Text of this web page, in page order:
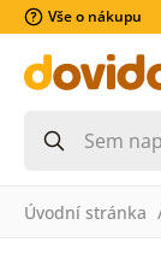
Vše o nákupu
Úvodní stránka